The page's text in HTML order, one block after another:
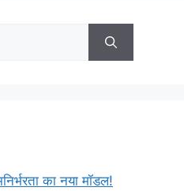
का नया मॉडल!